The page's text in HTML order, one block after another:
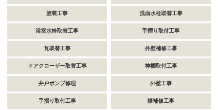
塗装工事 洗面水栓取替工事
浴室水栓取替工事 手摺り取付工事
瓦取替工事 外壁補修工事
ドアクローザー取替工事 神棚取付工事
井戸ポンプ修理 外壁工事
手摺り取付工事 樋補修工事